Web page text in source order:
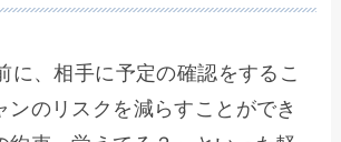
に、相手に予定の確認をするこ
ンのリスクを減らすことができ